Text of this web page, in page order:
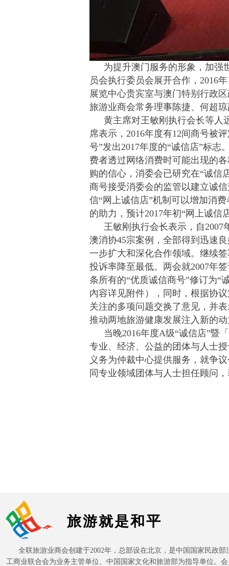
为提升澳门服务的形象，加强
员会执行委员会展开合作，2016
展览中心贵宾室与澳门特别行政
旅游业商会常务理事陈捷、何超
黄主席对王敏刚执行会长等人
席表示，2016年度有12间商号被
号”发出2017年度的“诚信店”标
费者透过网络消费时可能出现的
购的信心，消委会已研究在“诚信
商号接受消委会的监管以建立诚
信“网上诚信店”机制可以增加消
的助力，预计2017年初“网上诚信
王敏刚执行会长表示，自
澳消协45宗案例，全部得到迅速
一步扩大和深化合作领域。继续
投诉率降至最低。两会就2007年
条所有的“优质诚信商号”修订为“
內容详见附件），同时，根据协
关注的多项问题交换了意见，并
推动两地旅游健康发展注入新的
当晚2016年度A级“诚信店”暨
专业、经济、公益的团体与人士
义务为仲裁中心提供服务，就争
同专业领域团体与人士担任顾问
全联旅游业商会创建于2002年，总部设在北京，是中国国家民政部
工商业联合会为业务主管单位、中国国家文化和旅游部为指导单位。
旅游就是和平